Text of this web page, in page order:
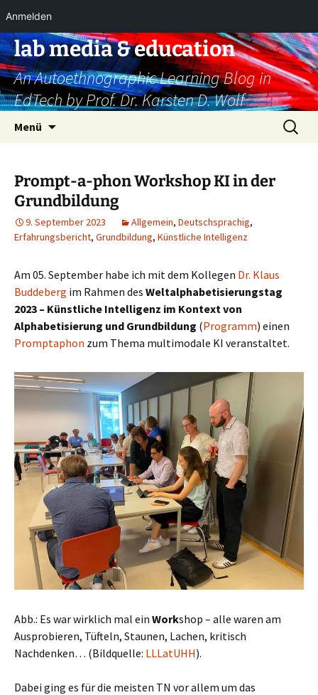
Anmelden
Zum
Inhalt
springen
lab media & education
An Autoethnographic Learning Blog in
EdTech by Prof. Dr. Karsten D. Wolf
Menü
Suchen
nach:
Prompt-a-phon Workshop KI in der
Grundbildung
9. September 2023 Allgemein, Deutschsprachig,
Erfahrungsbericht, Grundbildung, Künstliche Intelligenz
Am 05. September habe ich mit dem Kollegen Dr. Klaus
Buddeberg im Rahmen des Weltalphabetisierungstag
2023 – Künstliche Intelligenz im Kontext von
Alphabetisierung und Grundbildung (Programm) einen
Promptaphon zum Thema multimodale KI veranstaltet.
Abb.: Es war wirklich mal ein Workshop – alle waren am
Ausprobieren, Tüfteln, Staunen, Lachen, kritisch
Nachdenken… (Bildquelle: LLLatUHH).
Dabei ging es für die meisten TN vor allem um das